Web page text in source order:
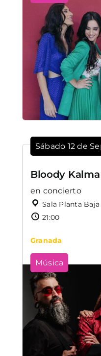
Sábado 12 de
Bloody Kalma
en concierto
Sala Planta Baja
21:00
Granada
Música